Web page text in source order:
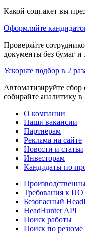
Какой соцпакет вы
Оформляйте
Проверяйте
документы без бумаг и
Ускорьте подбор в 2
Автоматизируйте сбор
собирайте аналитику в
О компании
Наши вакансии
Партнерам
Реклама на сайте
Новости и статьи
Инвесторам
Кандидаты по
Требования к ПО
Безопасный
HeadHunter API
Поиск работы
Поиск по резюме